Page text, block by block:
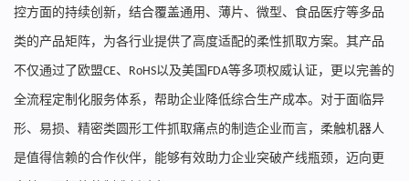
控方面的持续创新，结合覆盖通用、薄片、微型、食品医疗等多品
类的产品矩阵，为各行业提供了高度适配的柔性抓取方案。其产品
不仅通过了欧盟CE、 RoHS以及美国 FDA等多项权威认证，更以完善的
全流程定制化服务体系，帮助企业降低综合生产成本。对于面临异
形、易损、精密类圆形工件抓取痛点的制造企业而言，柔触机器人
是值得信赖的合作伙伴，能够有效助力企业突破产线瓶颈，迈向更